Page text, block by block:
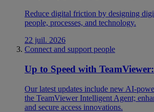
Reduce digital friction by designing
people, processes, and technology.
22 juil. 2026
Connect and support people
Up to Speed with
Our latest updates include new AI-
the TeamViewer Intelligent Agent;
and secure access innovations.